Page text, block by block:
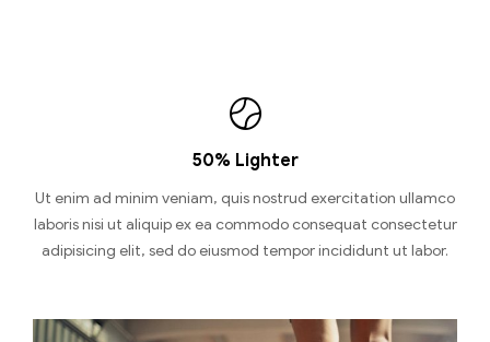
50% Lighter
Ut enim ad minim veniam, quis nostrud exercitation ullamco
laboris nisi ut aliquip ex ea commodo consequat consectetur
adipisicing elit, sed do eiusmod tempor incididunt ut labor.